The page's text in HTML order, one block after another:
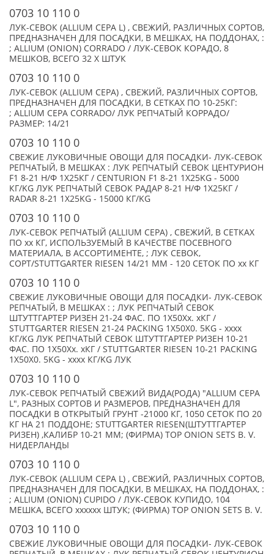
0703 10 110 0
ЛУК-СЕВОК (ALLIUM CEPA L) , СВЕЖИЙ, РАЗЛИЧНЫХ СОРТОВ,
ПРЕДНАЗНАЧЕН ДЛЯ ПОСАДКИ, В МЕШКАХ, НА ПОДДОНАХ, :
; ALLIUM (ONION) CORRADO / ЛУК-СЕВОК КОРАДО, 8
МЕШКОВ, ВСЕГО 32 X ШТУК
0703 10 110 0
ЛУК-СЕВОК (ALLIUM CEPA) , СВЕЖИЙ, РАЗЛИЧНЫХ СОРТОВ,
ПРЕДНАЗНАЧЕН ДЛЯ ПОСАДКИ, В СЕТКАХ ПО 10-25КГ:
; ALLIUM CEPA CORRADO/ ЛУК РЕПЧАТЫЙ КОРРАДО/
РАЗМЕР: 14/21
0703 10 110 0
СВЕЖИЕ ЛУКОВИЧНЫЕ ОВОЩИ ДЛЯ ПОСАДКИ- ЛУК-СЕВОК
РЕПЧАТЫЙ, В МЕШКАХ : ЛУК РЕПЧАТЫЙ СЕВОК ЦЕНТУРИОН
F1 8-21 Н/Ф 1Х25КГ / CENTURION F1 8-21 1Х25KG - 5000
КГ/KG ЛУК РЕПЧАТЫЙ СЕВОК РАДАР 8-21 Н/Ф 1Х25КГ /
RADAR 8-21 1Х25KG - 15000 КГ/KG
0703 10 110 0
ЛУК-СЕВОК РЕПЧАТЫЙ (ALLIUM CEPA) , СВЕЖИЙ, В СЕТКАХ
ПО xx КГ, ИСПОЛЬЗУЕМЫЙ В КАЧЕСТВЕ ПОСЕВНОГО
МАТЕРИАЛА, В АССОРТИМЕНТЕ, ; ЛУК СЕВОК,
СОРТ/STUTTGARTER RIESEN 14/21 ММ - 120 СЕТОК ПО xx КГ
0703 10 110 0
СВЕЖИЕ ЛУКОВИЧНЫЕ ОВОЩИ ДЛЯ ПОСАДКИ- ЛУК-СЕВОК
РЕПЧАТЫЙ, В МЕШКАХ : ; ЛУК РЕПЧАТЫЙ СЕВОК
ШТУТТГАРТЕР РИЗЕН 21-24 ФАС. ПО 1Х50Хx. xКГ /
STUTTGARTER RIESEN 21-24 PACKING 1Х50Х0. 5KG - xxxx
КГ/KG ЛУК РЕПЧАТЫЙ СЕВОК ШТУТТГАРТЕР РИЗЕН 10-21
ФАС. ПО 1Х50Хx. xКГ / STUTTGARTER RIESEN 10-21 PACKING
1Х50Х0. 5KG - xxxx КГ/KG ЛУК
0703 10 110 0
ЛУК-СЕВОК РЕПЧАТЫЙ СВЕЖИЙ ВИДА(РОДА) "ALLIUM CEPA
L", РАЗНЫХ СОРТОВ И РАЗМЕРОВ, ПРЕДНАЗНАЧЕН ДЛЯ
ПОСАДКИ В ОТКРЫТЫЙ ГРУНТ -21000 КГ, 1050 СЕТОК ПО 20
КГ НА 21 ПОДДОНЕ; STUTTGARTER RIESEN(ШТУТТГАРТЕР
РИЗЕН) ,КАЛИБР 10-21 MM; (ФИРМА) TOP ONION SETS B. V.
НИДЕРЛАНДЫ
0703 10 110 0
ЛУК-СЕВОК (ALLIUM CEPA L) , СВЕЖИЙ, РАЗЛИЧНЫХ СОРТОВ,
ПРЕДНАЗНАЧЕН ДЛЯ ПОСАДКИ, В МЕШКАХ, НА ПОДДОНАХ, :
; ALLIUM (ONION) CUPIDO / ЛУК-СЕВОК КУПИДО, 104
МЕШКА, ВСЕГО xxxxxx ШТУК; (ФИРМА) TOP ONION SETS B. V.
0703 10 110 0
СВЕЖИЕ ЛУКОВИЧНЫЕ ОВОЩИ ДЛЯ ПОСАДКИ- ЛУК-СЕВОК